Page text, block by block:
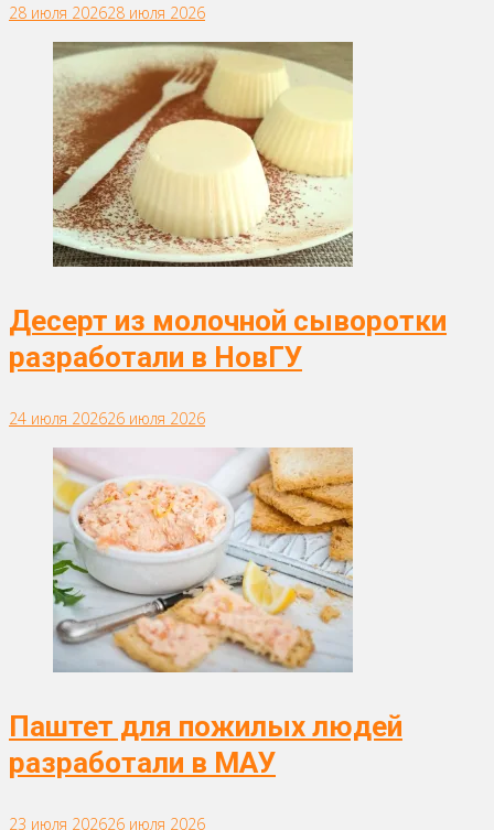
28 июля 202628 июля 2026
Десерт из молочной сыворотки
разработали в НовГУ
24 июля 202626 июля 2026
Паштет для пожилых людей
разработали в МАУ
23 июля 202626 июля 2026